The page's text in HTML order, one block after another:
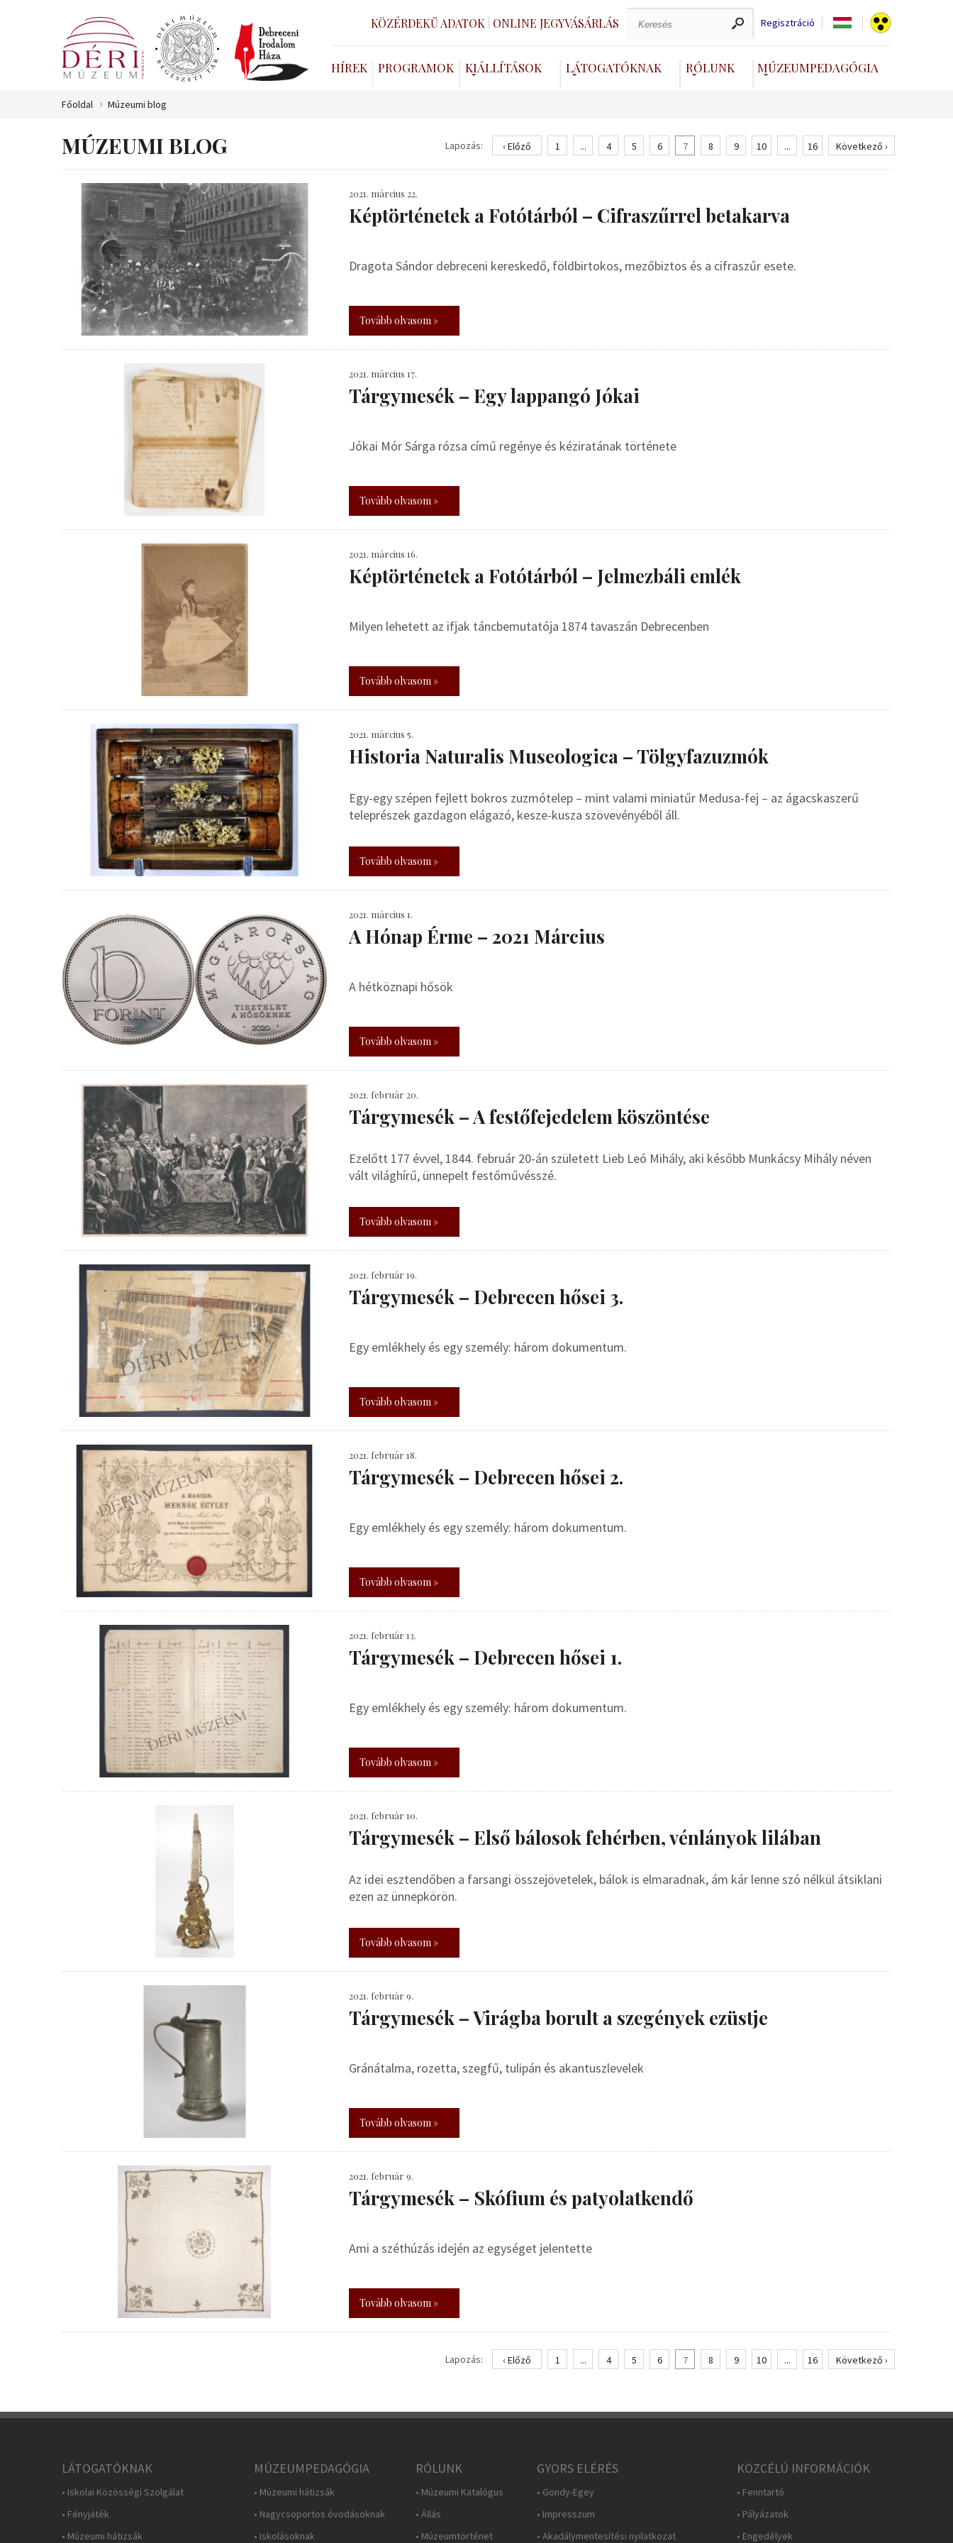
KÖZÉRDEKŰ ADATOK ONLINE JEGYVÁSÁRLÁS Regisztráció
HÍREK PROGRAMOK KIÁLLÍTÁSOK LÁTOGATÓKNAK RÓLUNK MÚZEUMPEDAGÓGIA
Főoldal Múzeumi blog
MÚZEUMI BLOG Lapozás: ‹ Előző 1 ... 4 5 6 7 8 9 10 ... 16 Következő ›
2021. március 22.
Képtörténetek a Fotótárból – Cifraszűrrel betakarva
Dragota Sándor debreceni kereskedő, földbirtokos, mezőbiztos és a cifraszűr esete.
Tovább olvasom »
2021. március 17.
Tárgymesék – Egy lappangó Jókai
Jókai Mór Sárga rózsa című regénye és kéziratának története
Tovább olvasom »
2021. március 16.
Képtörténetek a Fotótárból – Jelmezbáli emlék
Milyen lehetett az ifjak táncbemutatója 1874 tavaszán Debrecenben
Tovább olvasom »
2021. március 5.
Historia Naturalis Museologica – Tölgyfazuzmók
Egy-egy szépen fejlett bokros zuzmótelep – mint valami miniatűr Medusa-fej – az ágacskaszerű
teleprészek gazdagon elágazó, kesze-kusza szövevényéből áll.
Tovább olvasom »
2021. március 1.
A Hónap Érme – 2021 Március
A hétköznapi hősök
Tovább olvasom »
2021. február 20.
Tárgymesék – A festőfejedelem köszöntése
Ezelőtt 177 évvel, 1844. február 20-án született Lieb Leó Mihály, aki később Munkácsy Mihály néven
vált világhírű, ünnepelt festőművésszé.
Tovább olvasom »
2021. február 19.
Tárgymesék – Debrecen hősei 3.
Egy emlékhely és egy személy: három dokumentum.
Tovább olvasom »
2021. február 18.
Tárgymesék – Debrecen hősei 2.
Egy emlékhely és egy személy: három dokumentum.
Tovább olvasom »
2021. február 13.
Tárgymesék – Debrecen hősei 1.
Egy emlékhely és egy személy: három dokumentum.
Tovább olvasom »
2021. február 10.
Tárgymesék – Első bálosok fehérben, vénlányok lilában
Az idei esztendőben a farsangi összejövetelek, bálok is elmaradnak, ám kár lenne szó nélkül átsiklani
ezen az ünnepkörön.
Tovább olvasom »
2021. február 9.
Tárgymesék – Virágba borult a szegények ezüstje
Gránátalma, rozetta, szegfű, tulipán és akantuszlevelek
Tovább olvasom »
2021. február 9.
Tárgymesék – Skófium és patyolatkendő
Ami a széthúzás idején az egységet jelentette
Tovább olvasom »
Lapozás: ‹ Előző 1 ... 4 5 6 7 8 9 10 ... 16 Következő ›
LÁTOGATÓKNAK
• Iskolai Közösségi Szolgálat
• Fényjáték
• Múzeumi hátizsák
MÚZEUMPEDAGÓGIA
• Múzeumi hátizsák
• Nagycsoportos óvodásoknak
• Iskolásoknak
RÓLUNK
• Múzeumi Katalógus
• Állás
• Múzeumtörténet
GYORS ELÉRÉS
• Gondy-Egey
• Impresszum
• Akadálymentesítési nyilatkozat
KÖZCÉLÚ INFORMÁCIÓK
• Fenntartó
• Pályázatok
• Engedélyek